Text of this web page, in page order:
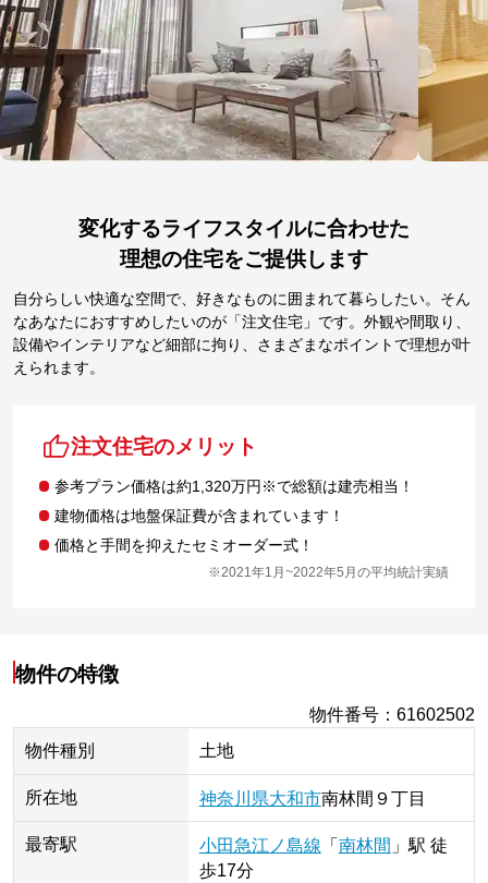
変化するライフスタイルに合わせた
理想の住宅をご提供します
自分らしい快適な空間で、好きなものに囲まれて暮らしたい。そん
なあなたにおすすめしたいのが「注文住宅」です。外観や間取り、
設備やインテリアなど細部に拘り、さまざまなポイントで理想が叶
えられます。
注文住宅のメリット
参考プラン価格は約1,320万円※で総額は建売相当！
建物価格は地盤保証費が含まれています！
価格と手間を抑えたセミオーダー式！
※2021年1月~2022年5月の平均統計実績
物件の特徴
物件番号 ：61602502
物件種別
土地
所在地 神奈川県大和市南林間 ９丁目
最寄駅 小田急江ノ島線 「 南林間 」 駅 徒
歩17分